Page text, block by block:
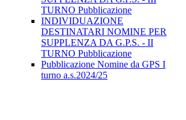
TURNO Pubblicazione
INDIVIDUAZIONE
DESTINATARI NOMINE PER
SUPPLENZA DA G.P.S. - II
TURNO Pubblicazione
Pubblicazione Nomine da GPS I
turno a.s.2024/25